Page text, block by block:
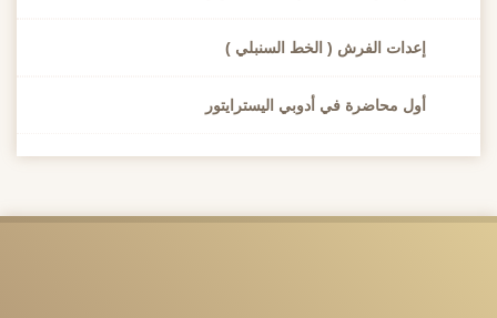
إعدات الفرش ( الخط السنبلي )
أول محاضرة في أدوبي اليسترايتور